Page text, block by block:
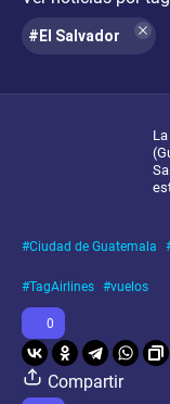
#El Salvador
Ciudad de Guatemala
TagAirlines vuelos
0
Compartir